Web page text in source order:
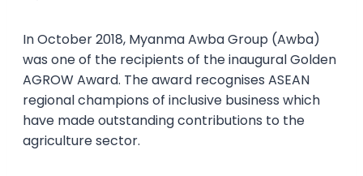
In October 2018, Myanma Awba Group (Awba)
was one of the recipients of the inaugural Golden
AGROW Award. The award recognises ASEAN
regional champions of inclusive business which
have made outstanding contributions to the
agriculture sector.